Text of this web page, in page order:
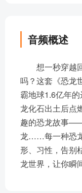
音频概述
想一秒穿越
吗？这套《恐龙
霸地球1.6亿年
龙化石出土后点
趣的恐龙故事
龙……每一种恐
形、习性，告别
龙世界，让你瞬